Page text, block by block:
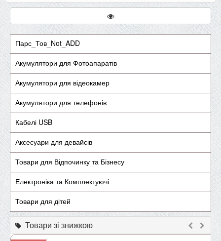
Парс_Тов_Not_ADD
Акумулятори для Фотоапаратів
Акумулятори для відеокамер
Акумулятори для телефонів
Кабелі USB
Аксесуари для девайсів
Товари для Відпочинку та Бізнесу
Електроніка та Комплектуючі
Товари для дітей
Товари зі знижкою